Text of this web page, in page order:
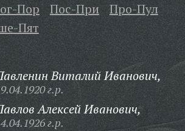
Пор Пос-При
Про-Пул
Пят
Виталий Иванович,
г.р.
Алексей Иванович,
г.р.